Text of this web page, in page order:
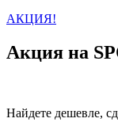
АКЦИЯ!
Акция на
Найдете дешевле,